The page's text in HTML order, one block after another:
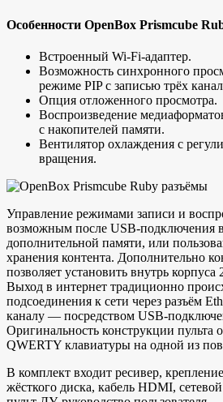
Особенности OpenBox Prismcube
Встроенный Wi-Fi-адаптер.
Возможность синхронного
режиме PIP с записью трёх
Опция отложенного просмотра.
Воспроизведение
с накопителей памяти.
Вентилятор охлаждения с
вращения.
Управление режимами записи и
возможным после USB-подключения
дополнительной памяти, или
хранения контента. Дополнительно
позволяет установить внутрь
Выход в интернет традиционно
подсоединения к сети через разъём
каналу — посредством USB-
Оригинальность конструкции пульта
QWERTY клавиатуры на одной из
В комплект входит ресивер,
жёсткого диска, кабель HDMI,